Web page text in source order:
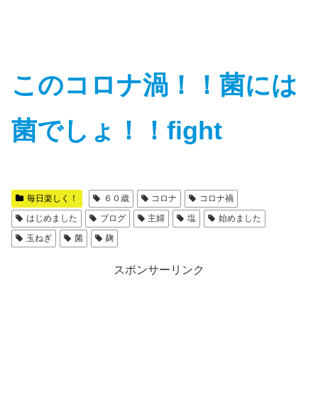
このコロナ渦！！菌には
菌でしょ！！fight
毎日楽しく！ ６０歳 コロナ
コロナ禍
はじめました
ブログ 主婦 塩
始めました
玉ねぎ
菌 麹
スポンサーリンク